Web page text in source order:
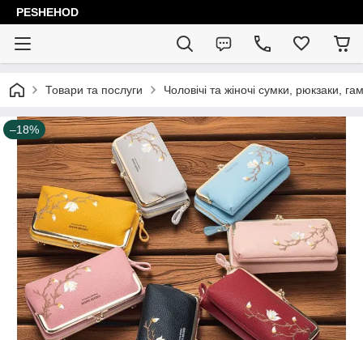
PESHEHOD
Товари та послуги Чоловічі та жіночі сумки, рюкзаки,
–18%